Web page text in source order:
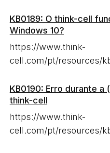
KB0189: O think-cell
Windows 10?
https://www.think-
cell.com/pt/resources/
KB0190: Erro durante a
think-cell
https://www.think-
cell.com/pt/resources/